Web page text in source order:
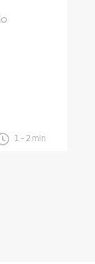
1- 2 min